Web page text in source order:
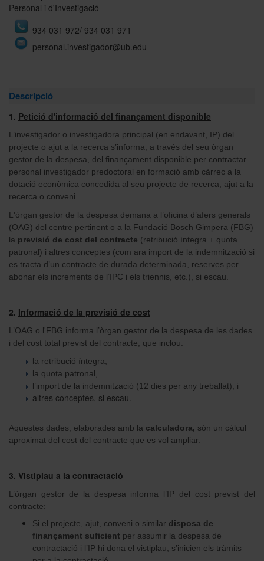
Personal i d'Investigació
934 031 972/ 934 031 971
personal.investigador@ub.edu
Descripció
1. Petició d'informació del finançament disponible
L’investigador o investigadora principal (en endavant, IP) del
projecte o ajut a la recerca s’informa, a través del seu òrgan
gestor de la despesa, del finançament disponible per contractar
personal investigador predoctoral en formació amb càrrec a la
dotació econòmica concedida al seu projecte de recerca, ajut a la
recerca o conveni.
L'òrgan gestor de la despesa demana a l’oficina d’afers generals
(OAG) del centre pertinent o a la Fundació Bosch Gimpera (FBG)
la previsió de cost del contracte (retribució íntegra + quota
patronal) i altres conceptes (com ara import de la indemnització si
es tracta d’un contracte de durada determinada, reserves per
abonar els increments de l’IPC i els triennis, etc.), si escau.
2. Informació de la previsió de cost
L’OAG o l'FBG informa l’òrgan gestor de la despesa de les dades
i del cost total previst del contracte, que inclou:
la retribució íntegra,
la quota patronal,
l’import de la indemnització (12 dies per any treballat), i
altres conceptes, si escau.
Aquestes dades, elaborades amb la calculadora, són un càlcul
aproximat del cost del contracte que es vol ampliar.
3. Vistiplau a la contractació
L’òrgan gestor de la despesa informa l’IP del cost previst del
contracte:
Si el projecte, ajut, conveni o similar disposa de
finançament suficient per assumir la despesa de
contractació i l’IP hi dona el vistiplau, s’inicien els tràmits